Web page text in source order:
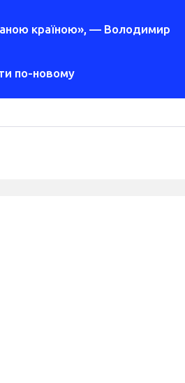
країною», — Володимир
по-новому